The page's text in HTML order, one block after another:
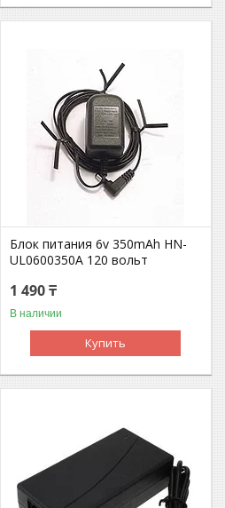
Блок питания 6v 350mAh HN-
UL0600350A 120 вольт
1 490 ₸
В наличии
Купить